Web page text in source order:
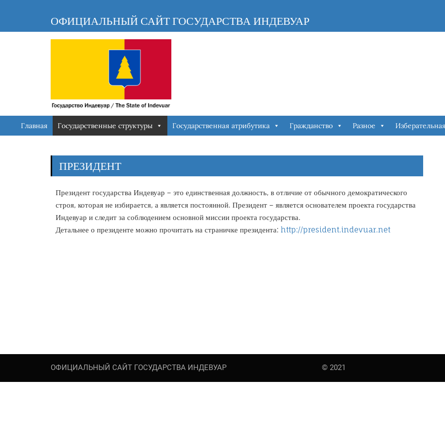
ОФИЦИАЛЬНЫЙ САЙТ ГОСУДАРСТВА ИНДЕВУАР
Главная Государственные структуры Государственная атрибутика Гражданство Разное
ПРЕЗИДЕНТ
Президент государства Индевуар – это единственная должность, в отличие от обычного демократического
строя, которая не избирается, а является постоянной. Президент – является основателем проекта государства
Индевуар и следит за соблюдением основной миссии проекта государства.
Детальнее о президенте можно прочитать на страничке президента: http://president.indevuar.net
ОФИЦИАЛЬНЫЙ САЙТ ГОСУДАРСТВА ИНДЕВУАР © 2021